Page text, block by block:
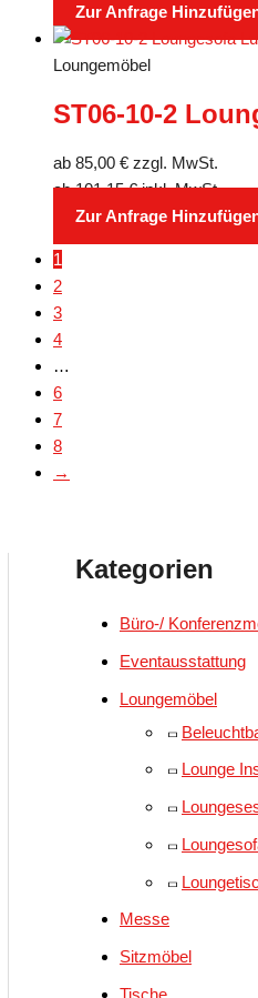
Zur Anfrage
Loungemöbel
ST06-10-2
ab 85,00 € zzgl. MwSt.
ab101,15€inkl. MwSt.
Zur Anfrage
1
2
3
4
…
6
7
8
→
Kategorien
Büro-/
Eventausstattung
Loungemöbel
Lounge
Messe
Sitzmöbel
Tische